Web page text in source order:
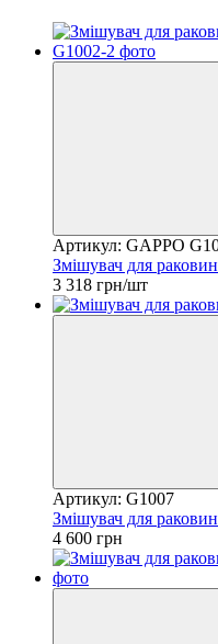
Артикул: GAPPO
Змішувач для
3 318 грн/шт
Артикул: G1007
Змішувач для
4 600 грн